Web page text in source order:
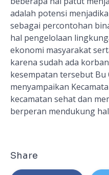
adalah potensi
sebagai percontohan
hal pengelolaan
ekonomi masyarakat
karena sudah ada
kesempatan tersebut Bu
menyampaikan
kecamatan sehat dan
berperan mendukung
Share